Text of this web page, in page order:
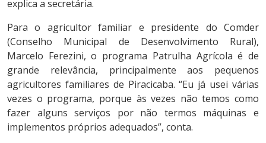
explica a secretária.
Para o agricultor familiar e presidente do Comder
(Conselho Municipal de Desenvolvimento Rural),
Marcelo Ferezini, o programa Patrulha Agrícola é de
grande relevância, principalmente aos pequenos
agricultores familiares de Piracicaba. “Eu já usei várias
vezes o programa, porque às vezes não temos como
fazer alguns serviços por não termos máquinas e
implementos próprios adequados”, conta.